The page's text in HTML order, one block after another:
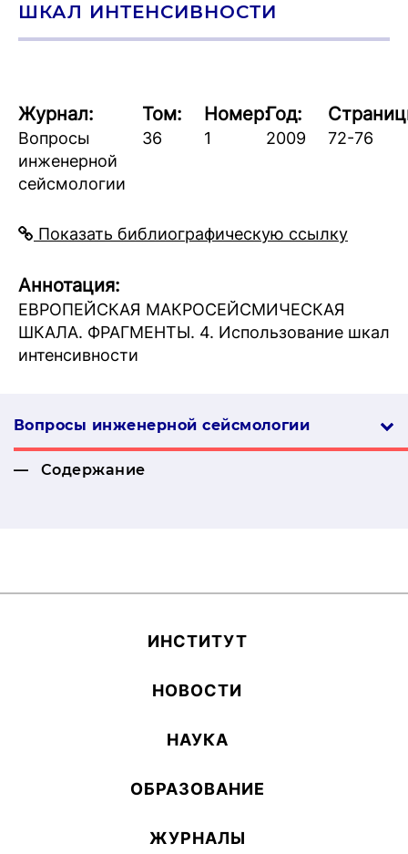
ШКАЛ ИНТЕНСИВНОСТИ
Журнал:
Вопросы
инженерной
сейсмологии
Том:
36
Номер:
1
Год:
2009 72-76
Показать библиографическую ссылку
Аннотация:
ЕВРОПЕЙСКАЯ МАКРОСЕЙСМИЧЕСКАЯ
ШКАЛА. ФРАГМЕНТЫ. 4. Использование шкал
интенсивности
Вопросы инженерной сей­смо­логии
Содержание
ИН­СТИ­ТУТ
НОВОСТИ
НАУКА
ОБ­РА­ЗОВА­НИЕ
ЖУРНАЛЫ